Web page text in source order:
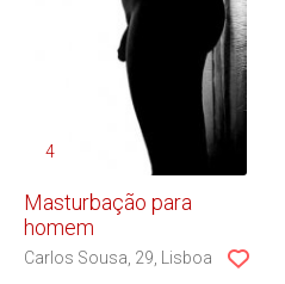
Masturbação para
homem
Carlos Sousa 29 Lisboa